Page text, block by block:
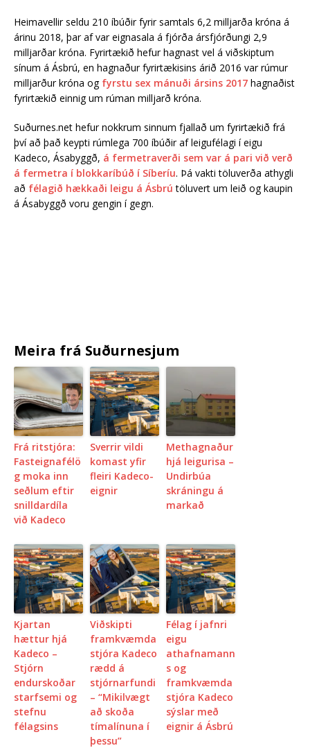
Heimavellir seldu 210 íbúðir fyrir samtals 6,2 milljarða króna á
árinu 2018, þar af var eignasala á fjórða ársfjórðungi 2,9
milljarðar króna. Fyrirtækið hefur hagnast vel á viðskiptum
sínum á Ásbrú, en hagnaður fyrirtækisins árið 2016 var rúmur
milljarður króna og fyrstu sex mánuði ársins 2017 hagnaðist
fyrirtækið einnig um rúman milljarð króna.
Suðurnes.net hefur nokkrum sinnum fjallað um fyrirtækið frá
því að það keypti rúmlega 700 íbúðir af leigufélagi í eigu
Kadeco, Ásabyggð, á fermetraverði sem var á pari við verð
á fermetra í blokkaríbúð í Síberíu. Þá vakti töluverða athygli
að félagið hækkaði leigu á Ásbrú töluvert um leið og kaupin
á Ásabyggð voru gengin í gegn.
Meira frá Suðurnesjum
Frá ritstjóra:
Fasteignafélö
g moka inn
seðlum eftir
snilldardíla
við Kadeco
Sverrir vildi
komast yfir
fleiri Kadeco-
eignir
Methagnaður
hjá leigurisa –
Undirbúa
skráningu á
markað
Kjartan
hættur hjá
Kadeco –
Stjórn
endurskoðar
starfsemi og
stefnu
félagsins
Viðskipti
framkvæmda
stjóra Kadeco
rædd á
stjórnarfundi
– “Mikilvægt
að skoða
tímalínuna í
þessu”
Félag í jafnri
eigu
athafnamann
s og
framkvæmda
stjóra Kadeco
sýslar með
eignir á Ásbrú